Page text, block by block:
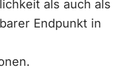
als auch als
Endpunkt in